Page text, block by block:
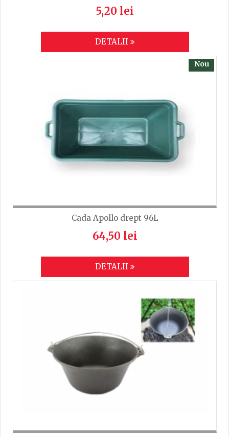
5,20 lei
DETALII
Nou
Cada Apollo drept 96L
64,50 lei
DETALII